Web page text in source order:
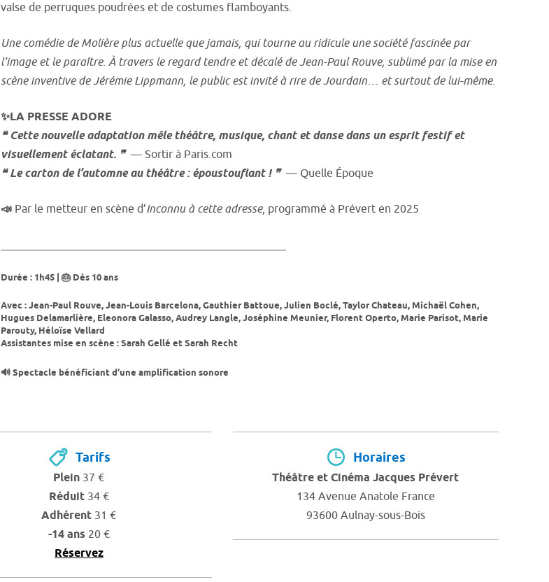
valse de perruques poudrées et de costumes flamboyants.
Une comédie de Molière plus actuelle que jamais, qui tourne au ridicule une société fascinée par
l’image et le paraître. À travers le regard tendre et décalé de Jean-Paul Rouve, sublimé par la mise en
scène inventive de Jérémie Lippmann, le public est invité à rire de Jourdain… et surtout de lui-même.
✨LA PRESSE ADORE
❝ Cette nouvelle adaptation mêle théâtre, musique, chant et danse dans un esprit festif et
visuellement éclatant. ❞ — Sortir à Paris.com
❝ Le carton de l’automne au théâtre : époustouflant ! ❞ — Quelle Époque
📣 Par le metteur en scène d’Inconnu à cette adresse, programmé à Prévert en 2025
Durée : 1h45 | 🎂 Dès 10 ans
Avec : Jean-Paul Rouve, Jean-Louis Barcelona, Gauthier Battoue, Julien Boclé, Taylor Chateau, Michaël Cohen,
Hugues Delamarlière, Eleonora Galasso, Audrey Langle, Joséphine Meunier, Florent Operto, Marie Parisot, Marie
Parouty, Héloïse Vellard
Assistantes mise en scène : Sarah Gellé et Sarah Recht
🔊 Spectacle bénéficiant d’une amplification sonore
Tarifs
Plein 37 €
Réduit34 €
Adhérent 31 €
-14 ans 20 €
Réservez
Horaires
Théâtre et Cinéma Jacques Prévert
134 Avenue Anatole France
93600 Aulnay-sous-Bois